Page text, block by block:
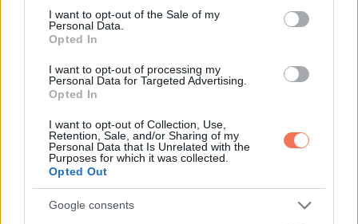
consent section.
I want to opt-out of the Sale of my
Personal Data.
Opted In
I want to opt-out of processing my
Personal Data for Targeted Advertising.
Opted In
I want to opt-out of Collection, Use,
Retention, Sale, and/or Sharing of my
Personal Data that Is Unrelated with the
Purposes for which it was collected.
Opted Out
Google consents
Hallgasd meg a Rabszolgasors főcímdalát: